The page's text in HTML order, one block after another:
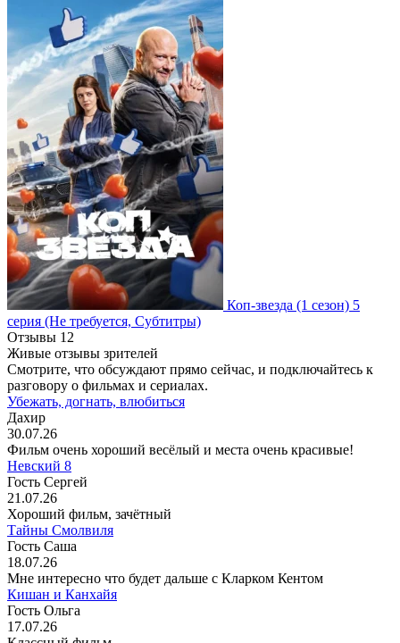
Коп-звезда (1 сезон) 5
серия (Не требуется, Субтитры)
Отзывы 12
Живые отзывы зрителей
Смотрите, что обсуждают прямо сейчас, и подключайтесь к
разговору о фильмах и сериалах.
Убежать, догнать, влюбиться
Дахир
30.07.26
Фильм очень хороший весёлый и места очень красивые!
Невский 8
Гость Сергей
21.07.26
Хороший фильм, зачётный
Тайны Смолвиля
Гость Саша
18.07.26
Мне интересно что будет дальше с Кларком Кентом
Кишан и Канхайя
Гость Ольга
17.07.26